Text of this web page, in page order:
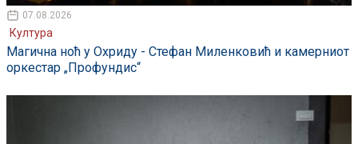
07.08.2026
Култура
Магична ноћ у Охриду - Стефан Миленковић и камерниот
оркестар „Профундис“